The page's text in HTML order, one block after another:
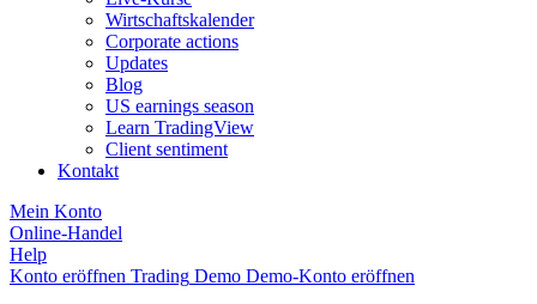
Wirtschaftskalender
Corporate actions
Updates
Blog
US earnings season
Learn TradingView
Client sentiment
Kontakt
Mein Konto
Online-Handel
Help
Konto eröffnen Trading Demo Demo-Konto eröffnen